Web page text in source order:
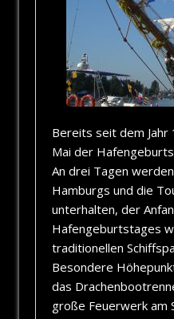
Bereits seit dem Jahr
Mai der
An drei Tagen
Hamburgs und die
unterhalten, der
Hafengeburtstages
traditionellen
Besondere
das
große Feuerwerk am